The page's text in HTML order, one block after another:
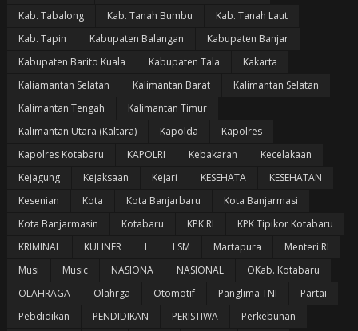
Kab. Tabalong
Kab. Tanah Bumbu
Kab. Tanah Laut
Kab. Tapin
Kabupaten Balangan
Kabupaten Banjar
Kabupaten Barito Kuala
Kabupaten Tala
Kakarta
Kaliamantan Selatan
Kalimantan Barat
Kalimantan Selatan
Kalimantan Tengah
Kalimantan Timur
Kalimantan Utara (Kaltara)
Kapolda
Kapolres
Kapolres Kotabaru
KAPOLRI Kebakaran
Kecelakaan
Kejagung
Kejaksaan Kejari KESEHATA
KESEHATAN
Kesenian
Kota Kota Banjarbaru
Kota Banjarmasi
Kota Banjarmasin
Kotabaru KPK RI
KPK Tipikor Kotabaru
KRIMINAL
KULINER L LSM Martapura
Menteri RI
Musi
Music NASIONA NASIONAL
OKab. Kotabaru
OLAHRAGA
Olahrga Otomotif Panglima TNI
Partai
Pebdidikan
PENDIDIKAN PERISTIWA
Perkebunan